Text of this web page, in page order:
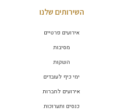
השירותים שלנו
אירועים פרטיים
מסיבות
השקות
ימי כיף לעובדים
אירועים לחברות
כנסים ותערוכות